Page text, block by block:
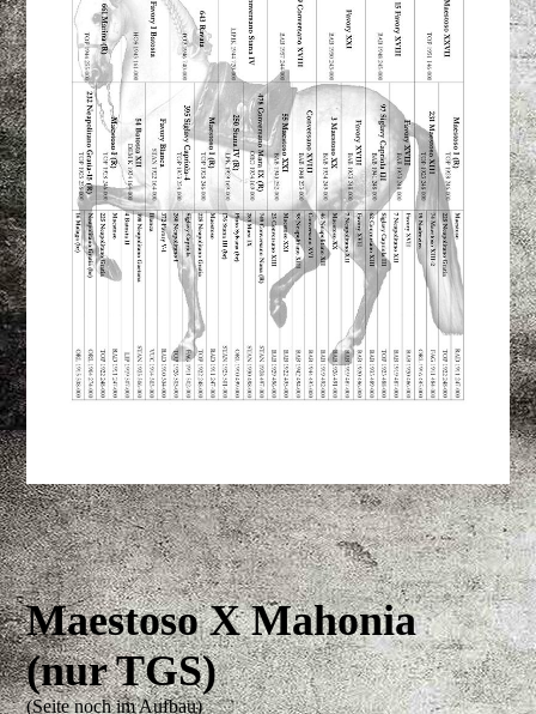
Maestoso X Mahonia
(nur TGS)
(Seite noch im Aufbau)